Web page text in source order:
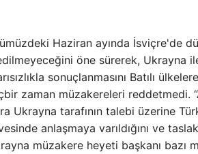
Haziran ayında İsviçre'de
öne sürerek, Ukrayna
sonuçlanmasını Batılı
zaman müzakereleri reddetmedi.
Ukrayna tarafının talebi üzerine
anlaşmaya varıldığını ve
müzakere heyeti başkanı bazı